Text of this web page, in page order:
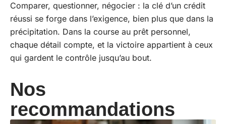
Comparer, questionner, négocier : la clé d’un crédit
réussi se forge dans l’exigence, bien plus que dans la
précipitation. Dans la course au prêt personnel,
chaque détail compte, et la victoire appartient à ceux
qui gardent le contrôle jusqu’au bout.
Nos
recommandations